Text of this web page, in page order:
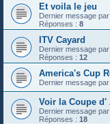
Et voila le jeu
Dernier message par
Réponses : 8
ITV Cayard
Dernier message par
Réponses : 12
America's Cup
Dernier message par
Voir la Coupe d'
Dernier message par
Réponses : 18